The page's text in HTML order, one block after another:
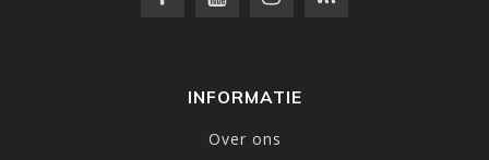
INFORMATIE
Over ons